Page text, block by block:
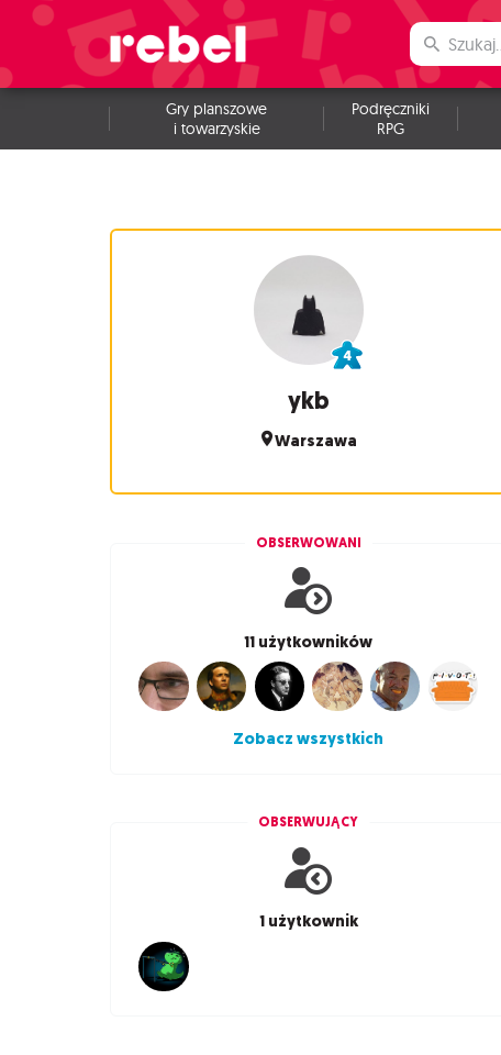
Gry planszowe
i towarzyskie
Podręczniki
RPG
ykb
Warszawa
OBSERWOWANI
11 użytkowników
Zobacz wszystkich
OBSERWUJĄCY
1 użytkownik